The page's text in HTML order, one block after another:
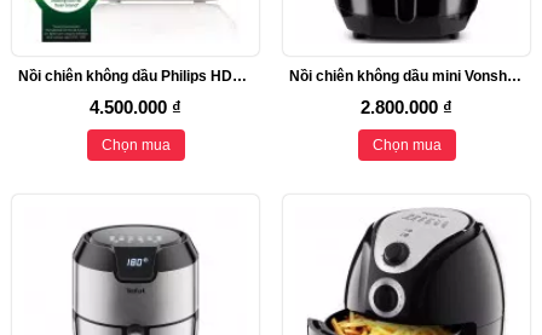
Nồi chiên không dầu Philips HD9220/50
4.500.000 ₫
Chọn mua
Nồi chiên không dầu mini Vonshef 1.5L
2.800.000 ₫
Chọn mua